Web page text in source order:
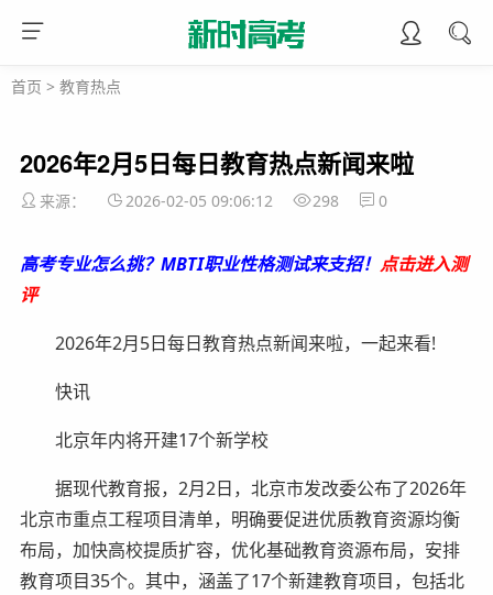
首页 > 教育热点
2026年2月5日每日教育热点新闻来啦
来源： 2026-02-05 09:06:12 298 0
高考专业怎么挑？MBTI职业性格测试来支招！ 点击进入测
评
2026年2月5日每日教育热点新闻来啦，一起来看!
快讯
北京年内将开建17个新学校
据现代教育报，2月2日，北京市发改委公布了2026年
北京市重点工程项目清单，明确要促进优质教育资源均衡
布局，加快高校提质扩容，优化基础教育资源布局，安排
教育项目35个。其中，涵盖了17个新建教育项目，包括北